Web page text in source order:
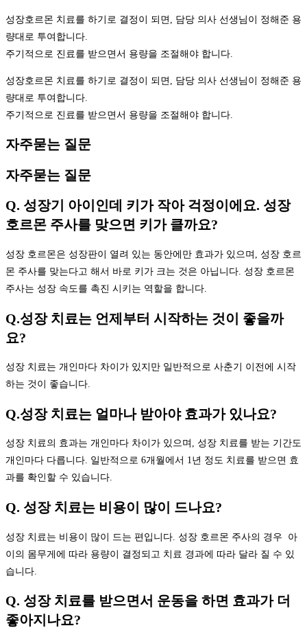
성장호르몬 치료를 하기로 결정이 되면, 담당 의사 선생님이 정해준 용
량대로 투여합니다.
주기적으로 진료를 받으면서 용량을 조절해야 합니다.
성장호르몬 치료를 하기로 결정이 되면, 담당 의사 선생님이 정해준 용
량대로 투여합니다.
주기적으로 진료를 받으면서 용량을 조절해야 합니다.
자주묻는 질문
자주묻는 질문
Q. 성장기 아이인데 키가 작아 걱정이에요. 성장
호르몬 주사를 맞으면 키가 클까요?
성장 호르몬은 성장판이 열려 있는 동안에만 효과가 있으며, 성장 호르
몬 주사를 맞는다고 해서 바로 키가 크는 것은 아닙니다. 성장 호르몬
주사는 성장 속도를 촉진 시키는 역할을 합니다.
Q.성장 치료는 언제부터 시작하는 것이 좋을까
요?
성장 치료는 개인마다 차이가 있지만 일반적으로 사춘기 이전에 시작
하는 것이 좋습니다.
Q.성장 치료는 얼마나 받아야 효과가 있나요?
성장 치료의 효과는 개인마다 차이가 있으며, 성장 치료를 받는 기간도
개인마다 다릅니다. 일반적으로 6개월에서 1년 정도 치료를 받으면 효
과를 확인할 수 있습니다.
Q. 성장 치료는 비용이 많이 드나요?
성장 치료는 비용이 많이 드는 편입니다. 성장 호르몬 주사의 경우 아
이의 몸무게에 따라 용량이 결정되고 치료 경과에 따라 달라 질 수 있
습니다.
Q. 성장 치료를 받으면서 운동을 하면 효과가 더
좋아지나요?